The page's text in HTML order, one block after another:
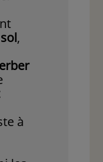
,
à